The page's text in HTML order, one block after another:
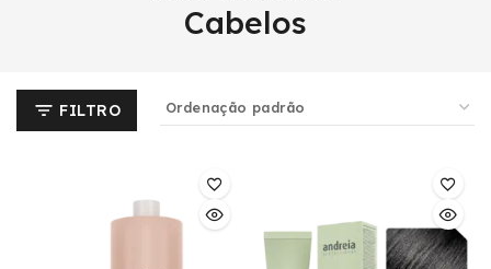
Cabelos
FILTRO